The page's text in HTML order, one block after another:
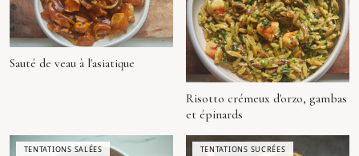
Sauté de veau à l'asiatique
Risotto crémeux d'orzo, gambas
et épinards
TENTATIONS SALÉES TENTATIONS SUCRÉES